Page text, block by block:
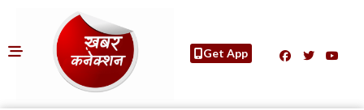
Get App